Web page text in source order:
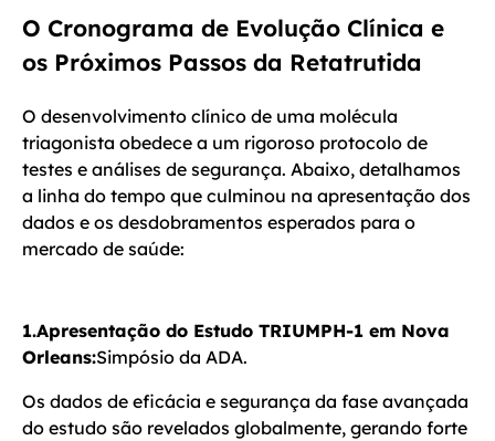
O Cronograma de Evolução Clínica e
os Próximos Passos da Retatrutida
O desenvolvimento clínico de uma molécula
triagonista obedece a um rigoroso protocolo de
testes e análises de segurança. Abaixo, detalhamos
a linha do tempo que culminou na apresentação dos
dados e os desdobramentos esperados para o
mercado de saúde:
1.Apresentação do Estudo TRIUMPH-1 em Nova
Orleans:Simpósio da ADA.
Os dados de eficácia e segurança da fase avançada
do estudo são revelados globalmente, gerando forte